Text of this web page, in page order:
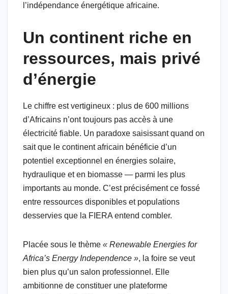
l’indépendance énergétique africaine.
Un continent riche en
ressources, mais privé
d’énergie
Le chiffre est vertigineux : plus de 600 millions
d’Africains n’ont toujours pas accès à une
électricité fiable. Un paradoxe saisissant quand on
sait que le continent africain bénéficie d’un
potentiel exceptionnel en énergies solaire,
hydraulique et en biomasse — parmi les plus
importants au monde. C’est précisément ce fossé
entre ressources disponibles et populations
desservies que la FIERA entend combler.
Placée sous le thème « Renewable Energies for
Africa’s Energy Independence », la foire se veut
bien plus qu’un salon professionnel. Elle
ambitionne de constituer une plateforme